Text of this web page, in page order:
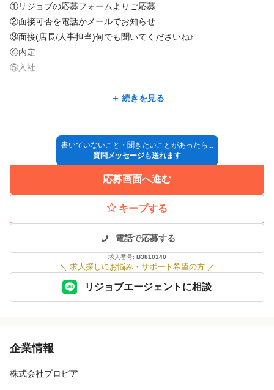
①リジョブの応募フォームよりご応募
②面接可否を電話かメールでお知らせ
③面接(店長/人事担当)何でも聞いてくださいね♪
④内定
⑤入社
★面接日や入社日など、お気軽にご相談ください★
※サロン見学も随時受け付けています。
※応募書類(履歴書等)は返却致しかねます。
続きを見る
書いていないこと・聞きたいことがあったら...
質問メッセージも送れます
応募画面へ進む
キープする
電話で応募する
求人番号: B3810140
＼ 求人探しにお悩み・サポート希望の方 ／
リジョブエージェントに相談
企業情報
株式会社プロピア